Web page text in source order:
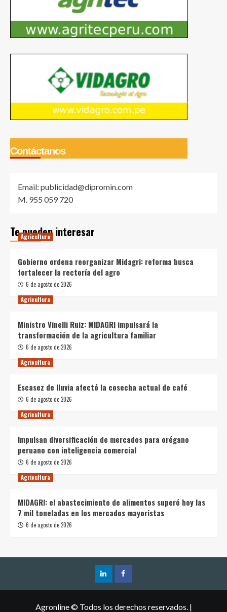
Contáctanos
Email: publicidad@dipromin.com
M. 955 059 720
Te pueden interesar
Agricultura
Gobierno ordena reorganizar Midagri: reforma busca
fortalecer la rectoría del agro
6 de agosto de 2026
Agricultura
Ministro Vinelli Ruiz: MIDAGRI impulsará la
transformación de la agricultura familiar
6 de agosto de 2026
Agricultura
Escasez de lluvia afectó la cosecha actual de café
6 de agosto de 2026
Agricultura
Impulsan diversificación de mercados para orégano
peruano con inteligencia comercial
6 de agosto de 2026
Agricultura
MIDAGRI: el abastecimiento de alimentos superó hoy las
7 mil toneladas en los mercados mayoristas
6 de agosto de 2026
LinkedInFacebook
Agronline © Todos los derechos reservados. |